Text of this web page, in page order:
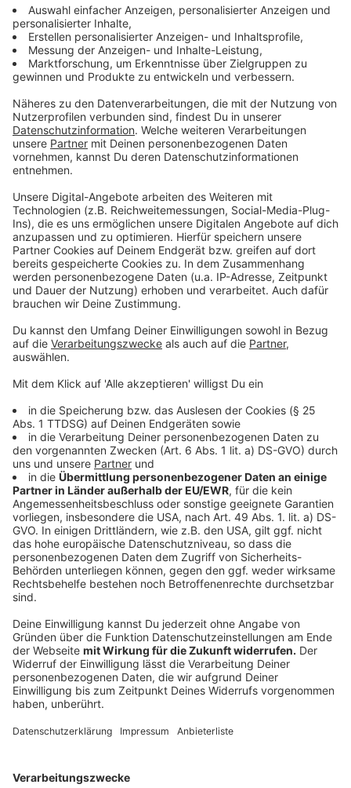
Wer Urlaub in Nordrhein-Westfalen bevorzugt, für den
hat der ADAC-Experte auch zwei nachhaltige
Naturpark Eifel:"Hier wird großer Wert auf das
Thema Naturschutz gelegt. Es gibt eine große
biologische Vielfalt und eine ganze Menge an
geführter Touren Wandertouren, bei denen man
die Natur genießen kann und völlig ohne Auto sich
nachhaltig fortbewegt. Diese Touren sind
teilweise sogar kostenlos."
Winterberg:"In der Sauerland-Region wird
Nachhaltigkeit großgeschrieben: Weil zum einen
bei der An- und Abreise in Winterberg wirklich
darauf geachtet wird, dass man dann auch die
berühmte letzte Meile, also das letzte Stück vom
Bahnhof bis zum Hotel oder der Unterkunft gut
vorwärtskommt - egal ob mit Linienbus, Rufbus,
Hol- und Bringservice. Es gibt auch einen
Gepäcktransport vor Ort und die Mobilität vor Ort
hat sehr gut bei uns abgeschnitten. Winterberg
hat hier sehr viele Angebote, mit kurzer Wartezeit
und sogar einigen Rabatten."
Anzeige
Ein Hotel-Pool verbraucht in der Regel viel CO2, außer
es wird ein Natur-Pool eingesetzt.
Anzeige
So spart man CO2 mit einer bestimmten
Unterkunft
Anzeige
Architektur und Bauweise erkennen, sagt Müther.